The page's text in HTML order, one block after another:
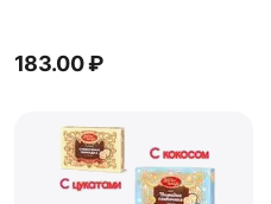
183.00₽